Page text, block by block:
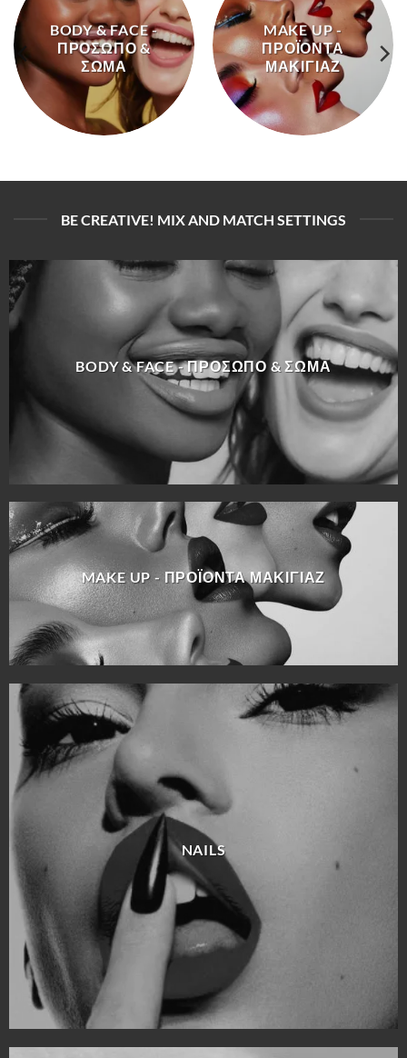
BODY & FACE -
ΠΡΌΣΩΠΟ &
ΣΏΜΑ
MAKE UP -
ΠΡΟΪΌΝΤΑ
ΜΑΚΙΓΙΆΖ
BE CREATIVE! MIX AND MATCH SETTINGS
BODY & FACE - ΠΡΌΣΩΠΟ & ΣΏΜΑ
MAKE UP - ΠΡΟΪΌΝΤΑ ΜΑΚΙΓΙΆΖ
NAILS